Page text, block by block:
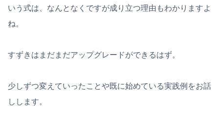
いう式は、なんとなくですが成り立つ理由もわかりますよ
ね。
すずきはまだまだアップグレードができるはず。
少しずつ変えていったことや既に始めている実践例をお話
しします。